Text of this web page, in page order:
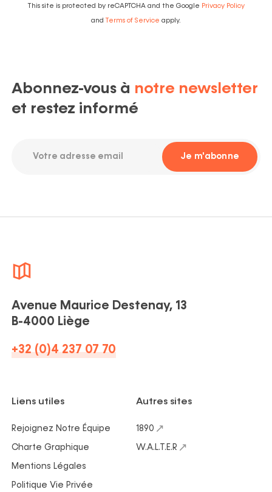
This site is protected by reCAPTCHA and the Google Privacy Policy
andTerms of Service apply.
Abonnez-vous à notre newsletter
et restez informé
Je m'abonne
Avenue Maurice Destenay, 13
B-4000 Liège
+32 (0)4 237 07 70
Liens utiles
Rejoignez Notre Équipe
Charte Graphique
Mentions Légales
Politique Vie Privée
Autres sites
1890
W.A.L.T.E.R